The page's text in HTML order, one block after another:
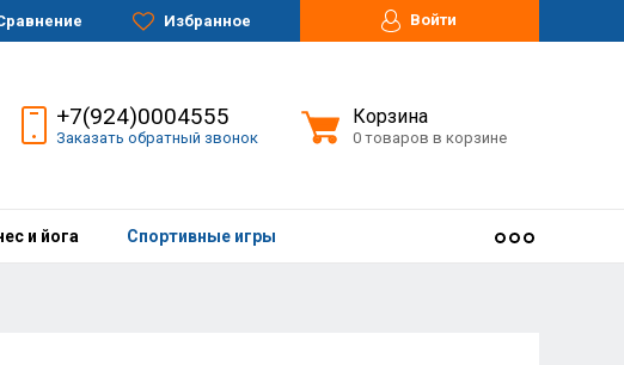
Избранное Войти
+7(924)0004555
Заказать обратный звонок
Корзина
0 товаров в корзине
и йога Спортивные игры